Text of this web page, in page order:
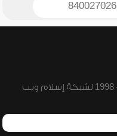
840027026